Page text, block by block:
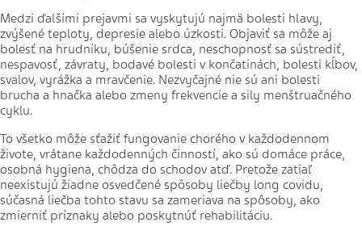
Medzi ďalšími prejavmi sa vyskytujú najmä bolesti hlavy,
zvýšené teploty, depresie alebo úzkosti. Objaviť sa môže aj
bolesť na hrudníku, búšenie srdca, neschopnosť sa sústrediť,
nespavosť, závraty, bodavé bolesti v končatinách, bolesti kĺbov,
svalov, vyrážka a mravčenie. Nezvyčajné nie sú ani bolesti
brucha a hnačka alebo zmeny frekvencie a sily menštruačného
cyklu.
To všetko môže sťažiť fungovanie chorého v každodennom
živote, vrátane každodenných činností, ako sú domáce práce,
osobná hygiena, chôdza do schodov atď. Pretože zatiaľ
neexistujú žiadne osvedčené spôsoby liečby long covidu,
súčasná liečba tohto stavu sa zameriava na spôsoby, ako
zmierniť príznaky alebo poskytnúť rehabilitáciu.